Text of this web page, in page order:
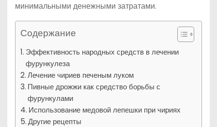
минимальными денежными затратами.
Содержание
Эффективность народных средств в лечении
фурункулеза
Лечение чириев печеным луком
Пивные дрожжи как средство борьбы с
фурункулами
Использование медовой лепешки при чириях
Другие рецепты